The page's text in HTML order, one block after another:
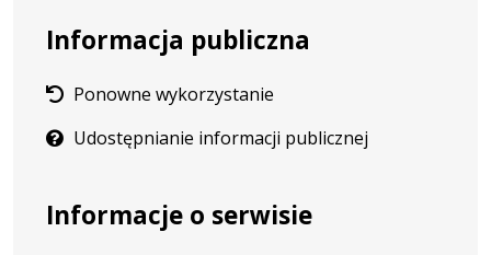
Informacja publiczna
Ponowne wykorzystanie
Udostępnianie informacji publicznej
Informacje o serwisie